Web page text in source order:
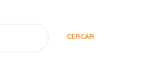
CERCAR